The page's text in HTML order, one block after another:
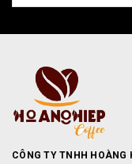
CÔNG TY TNHH HOÀNG